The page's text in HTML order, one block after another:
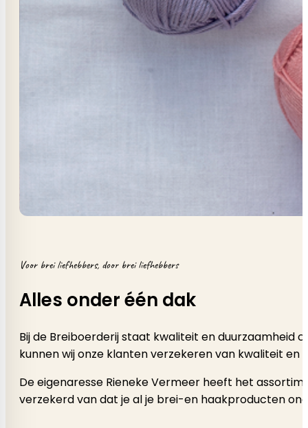
Voor brei liefhebbers, door brei liefhebbers
Alles onder één dak
Bij de Breiboerderij staat kwaliteit en duurzaamheid
kunnen wij onze klanten verzekeren van kwaliteit en
De eigenaresse Rieneke Vermeer heeft het
verzekerd van dat je al je brei-en haakproducten